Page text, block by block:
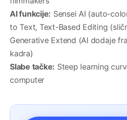
AI funkcije: Sensei AI (auto-
to Text, Text-Based Editing
Generative Extend (AI dodaje
kadra)
Slabe tačke: Steep learning
computer